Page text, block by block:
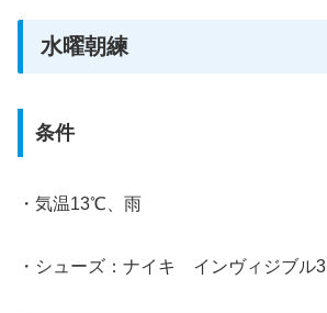
水曜朝練
条件
・気温13℃、雨
・シューズ：ナイキ インヴィジブル3